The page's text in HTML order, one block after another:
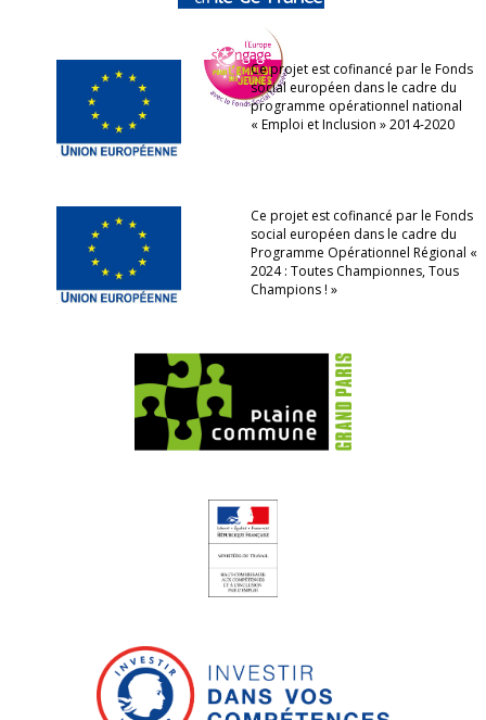
Ce projet est cofinancé par le Fonds
social européen dans le cadre du
programme opérationnel national
« Emploi et Inclusion » 2014-2020
Ce projet est cofinancé par le Fonds
social européen dans le cadre du
Programme Opérationnel Régional «
2024 : Toutes Championnes, Tous
Champions ! »